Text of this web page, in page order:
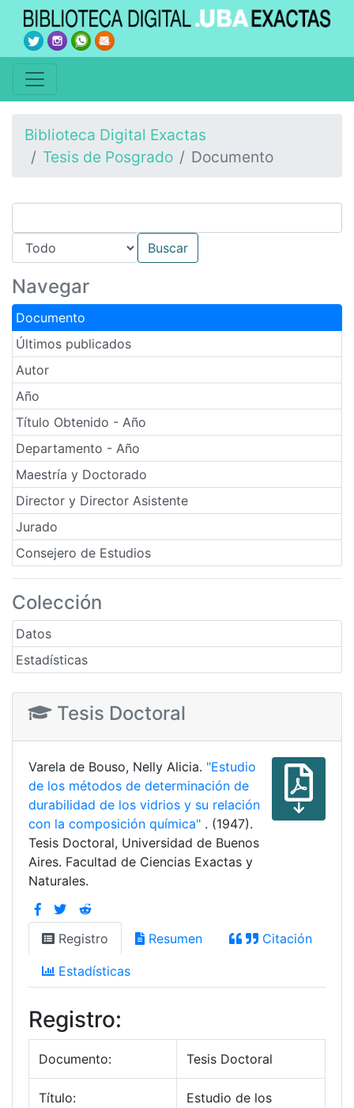
Biblioteca Digital Exactas
Tesis de Posgrado
Documento
Navegar
Documento
Últimos publicados
Autor
Año
Título Obtenido - Año
Departamento - Año
Maestría y Doctorado
Director y Director Asistente
Jurado
Consejero de Estudios
Colección
Datos
Estadísticas
Tesis Doctoral
Varela de Bouso, Nelly Alicia. "Estudio
de los métodos de determinación de
durabilidad de los vidrios y su relación
con la composición química" . (1947).
Tesis Doctoral, Universidad de Buenos
Aires. Facultad de Ciencias Exactas y
Naturales.
Registro Resumen Citación
Estadísticas
Registro:
Documento: Tesis Doctoral
Título:
Estudio de los